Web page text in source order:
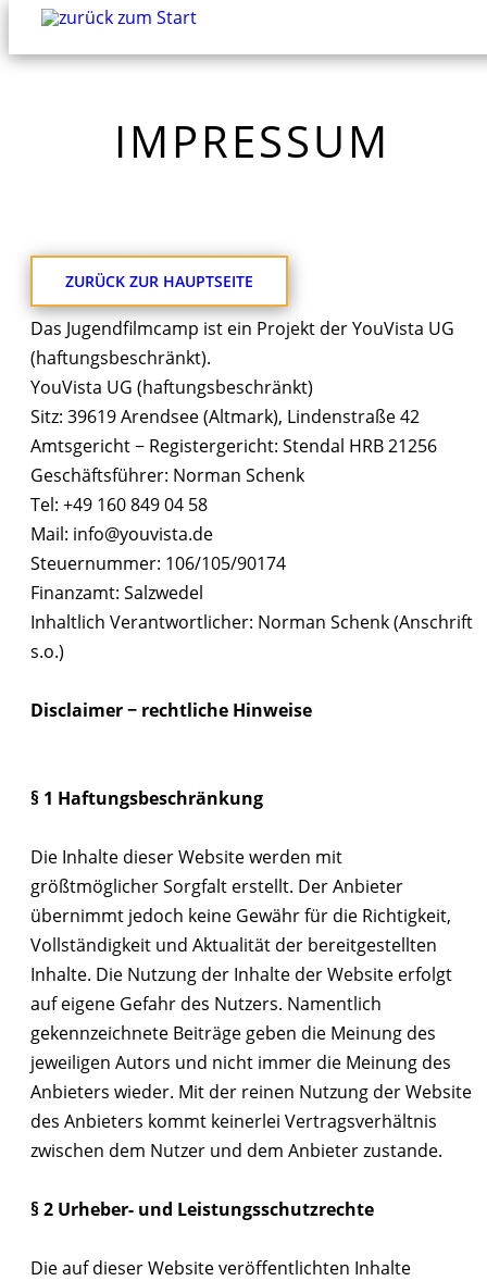
IMPRESSUM
ZURÜCK ZUR HAUPTSEITE
Das Jugendfilmcamp ist ein Projekt der YouVista UG
(haftungsbeschränkt).
YouVista UG (haftungsbeschränkt)
Sitz: 39619 Arendsee (Altmark), Lindenstraße 42
Amtsgericht − Registergericht: Stendal HRB 21256
Geschäftsführer: Norman Schenk
Tel: +49 160 849 04 58
Mail: info@youvista.de
Steuernummer: 106/105/90174
Finanzamt: Salzwedel
Inhaltlich Verantwortlicher: Norman Schenk (Anschrift
s.o.)
Disclaimer − rechtliche Hinweise
§ 1 Haftungsbeschränkung
Die Inhalte dieser Website werden mit
größtmöglicher Sorgfalt erstellt. Der Anbieter
übernimmt jedoch keine Gewähr für die Richtigkeit,
Vollständigkeit und Aktualität der bereitgestellten
Inhalte. Die Nutzung der Inhalte der Website erfolgt
auf eigene Gefahr des Nutzers. Namentlich
gekennzeichnete Beiträge geben die Meinung des
jeweiligen Autors und nicht immer die Meinung des
Anbieters wieder. Mit der reinen Nutzung der Website
des Anbieters kommt keinerlei Vertragsverhältnis
zwischen dem Nutzer und dem Anbieter zustande.
§ 2 Urheber- und Leistungsschutzrechte
Die auf dieser Website veröffentlichten Inhalte